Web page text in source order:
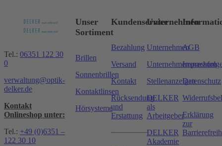
Tel.: 06351 122 30
0
verwaltung@optik-
delker.de
Kontakt
Onlineshop unter:
Tel.: +49 (0)6351 –
122 30 10
Unser
Sortiment
Brillen
Sonnenbrillen
Kontaktlinsen
Hörsysteme
Kundenservice
Bezahlung
Versand
Kontakt
Rücksendung
und
Erstattung
Unternehmen
Unternehmen
Stellenanzeigen
DELKER
als
Arbeitgeber
DELKER
Akademie
AGB
Impressum
Datenschutz
Erklärung
zur